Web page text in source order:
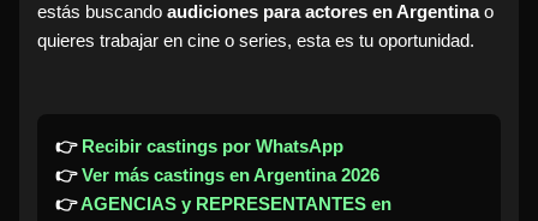
estás buscando audiciones para actores en Argentinao
quieres trabajar en cine o series, esta es tu oportunidad.
👉 Recibir castings por WhatsApp
👉Ver más castings en Argentina 2026
👉AGENCIAS y REPRESENTANTES en